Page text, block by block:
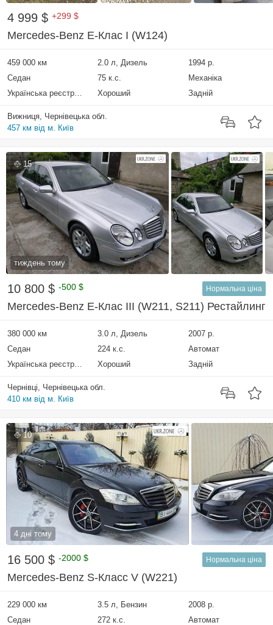
4 999 $ +299 $
Mercedes-Benz E-Клас I (W124)
459 000 км 2.0 л, Дизель
1994 р.
Седан
75 к.с.
Механіка
Українська реєстрація
Хороший Задній
Вижниця, Чернівецька обл.
457 км від м. Київ
15
тиждень тому
10 800 $ -500 $ Нормальна ціна
Mercedes-Benz E-Клас III (W211, S211) Рестайлинг
380 000 км 3.0 л, Дизель
2007 р.
Седан
224 к.с.
Автомат
Українська реєстрація
Хороший Задній
Чернівці, Чернівецька обл.
410 км від м. Київ
10
4 дні тому
16 500 $ -2000 $ Нормальна ціна
Mercedes-Benz S-Класс V (W221)
229 000 км 3.5 л, Бензин
2008 р.
Седан
272 к.с.
Автомат